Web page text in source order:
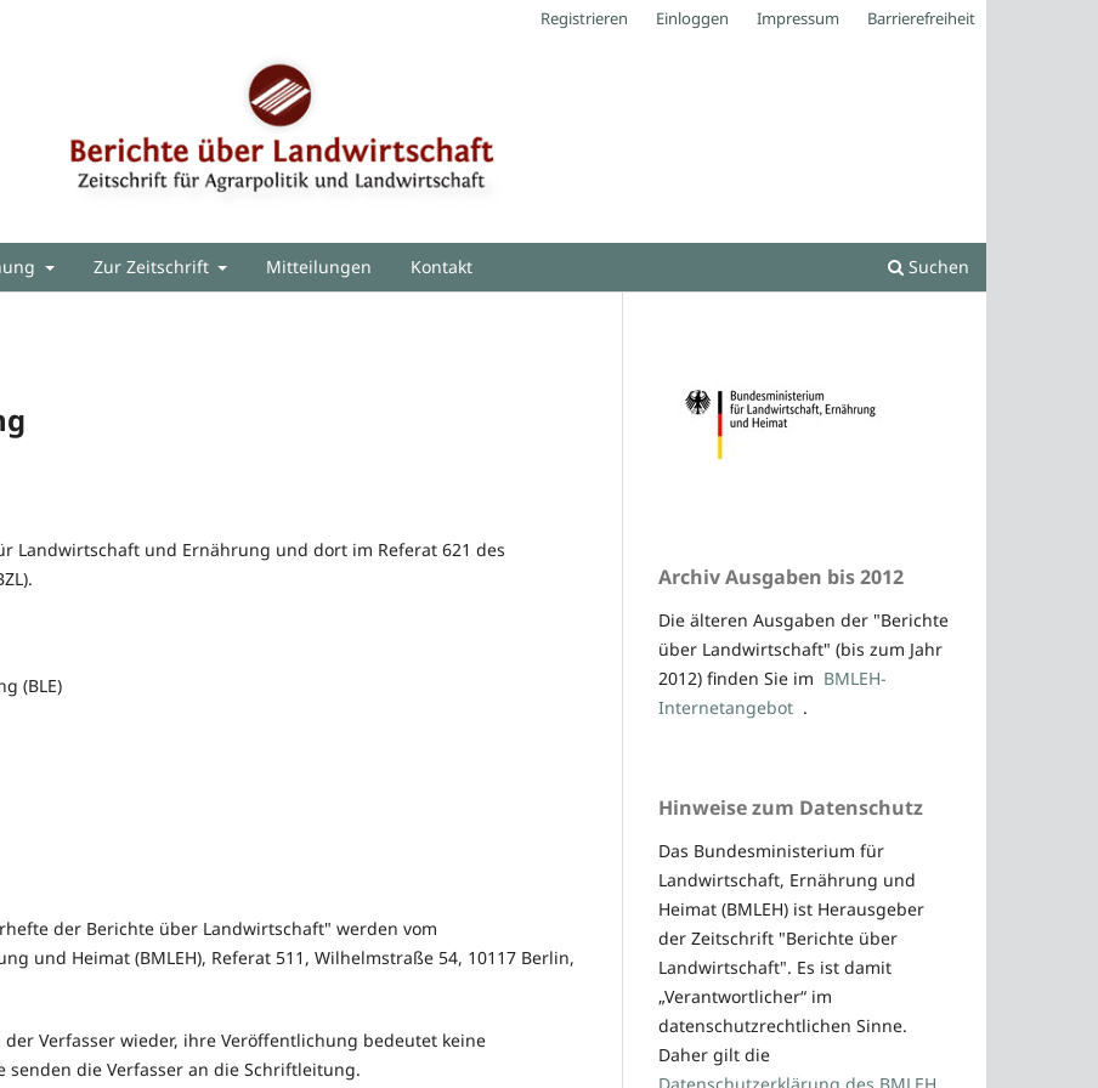
Zur Zeitschrift Mitteilungen Kontakt Suchen
Registrieren Einloggen Impressum Barrierefreiheit
Landwirtschaft und Ernährung und dort im Referat 621 des
(BLE)
der Berichte über Landwirtschaft" werden vom
und Heimat (BMLEH), Referat 511, Wilhelmstraße 54, 10117 Berlin,
Verfasser wieder, ihre Veröffentlichung bedeutet keine
die Verfasser an die Schriftleitung.
Archiv Ausgaben bis 2012
Die älteren Ausgaben der "Berichte
über Landwirtschaft" (bis zum Jahr
2012) finden Sie im BMLEH-
Internetangebot .
Hinweise zum Datenschutz
Das Bundesministerium für
Landwirtschaft, Ernährung und
Heimat (BMLEH) ist Herausgeber
der Zeitschrift "Berichte über
Landwirtschaft". Es ist damit
„Verantwortlicher“ im
datenschutzrechtlichen Sinne.
Daher gilt die